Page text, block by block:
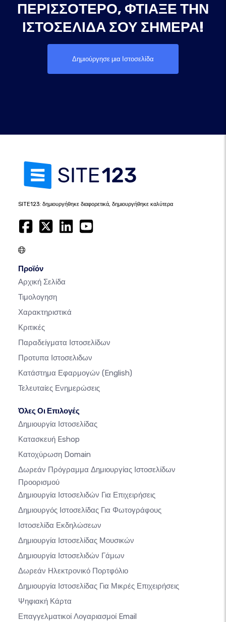
ΠΕΡΙΣΣΌΤΕΡΟ, ΦΤΙΆΞΕ ΤΗΝ
ΙΣΤΟΣΕΛΊΔΑ ΣΟΥ ΣΉΜΕΡΑ!
Δημιούργησε μια Ιστοσελίδα
SITE123: δημιουργήθηκε διαφορετικά, δημιουργήθηκε καλύτερα
Προϊόν
Αρχική Σελίδα
Τιμολογηση
Χαρακτηριστικά
Κριτικές
Παραδείγματα Ιστοσελίδων
Προτυπα Ιστοσελιδων
Κατάστημα Εφαρμογών (English)
Τελευταίες Ενημερώσεις
Όλες Οι Επιλογές
Δημιουργία Ιστοσελίδας
Κατασκευή Eshop
Κατοχύρωση Domain
Δωρεάν Πρόγραμμα Δημιουργίας Ιστοσελίδων
Προορισμού
Δημιουργία Ιστοσελιδών Για Επιχειρήσεις
Δημιουργός Ιστοσελίδας Για Φωτογράφους
Ιστοσελίδα Εκδηλώσεων
Δημιουργία Ιστοσελίδας Μουσικών
Δημιουργία Ιστοσελιδών Γάμων
Δωρεάν Ηλεκτρονικό Πορτφόλιο
Δημιουργία Ιστοσελίδας Για Μικρές Επιχειρήσεις
Ψηφιακή Κάρτα
Επαγγελματικοί Λογαριασμοί Email